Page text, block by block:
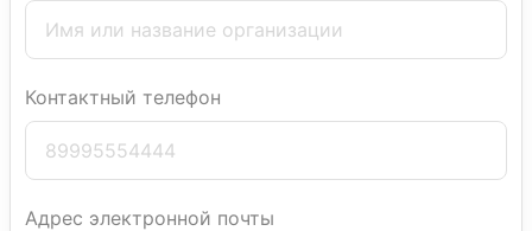
Контактный телефон
Адрес электронной почты